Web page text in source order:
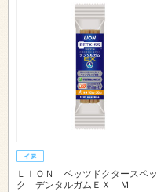
ＬＩＯＮ ベッツドクタースペッ
ク デンタルガムＥＸ Ｍ